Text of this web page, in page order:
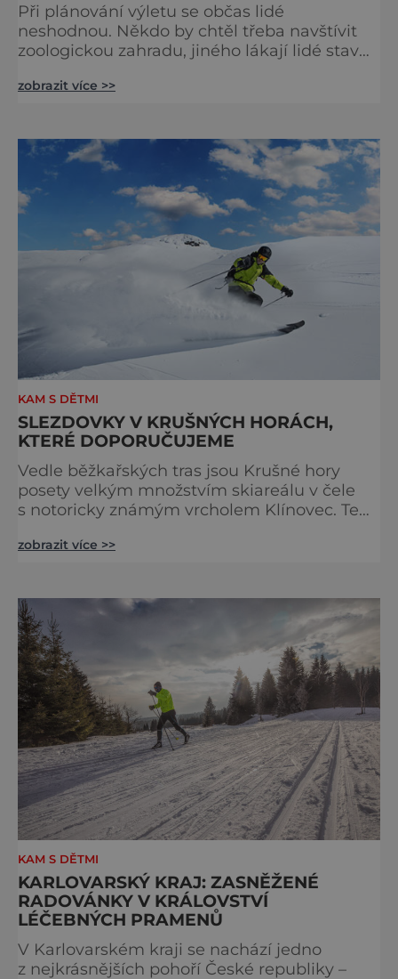
Při plánování výletu se občas lidé
neshodnou. Někdo by chtěl třeba navštívit
zoologickou zahradu, jiného lákají lidé stavby
dopřát si obojí a vydat se do Chomutova!
zahrady, počítalo se, že se stane kulturním
centrem neomezujícím se jen na chov zvířat.
Ostatně hlavním
zobrazit více >>
KAM S DĚTMI
SLEZDOVKY V KRUŠNÝCH HORÁCH,
KTERÉ DOPORUČUJEME
Vedle běžkařských tras jsou Krušné hory
posety velkým množstvím skiareálu v čele
s notoricky známým vrcholem Klínovec. Ten
upravené sjezdovky a skokánky ve
si rády hrají ve sněhu a pro rodiče, které se
ve skibarech pokochají výhledem na tuto
zobrazit více >>
KAM S DĚTMI
KARLOVARSKÝ KRAJ: ZASNĚŽENÉ
RADOVÁNKY V KRÁLOVSTVÍ
LÉČEBNÝCH PRAMENŮ
V Karlovarském kraji se nachází jedno
z nejkrásnějších pohoří České republiky –